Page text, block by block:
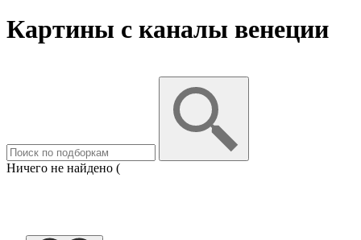
Картины с каналы венеции
Ничего не найдено (